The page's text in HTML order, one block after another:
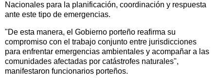
Nacionales para la planificación, coordinación y respuesta
ante este tipo de emergencias.
"De esta manera, el Gobierno porteño reafirma su
compromiso con el trabajo conjunto entre jurisdicciones
para enfrentar emergencias ambientales y acompañar a las
comunidades afectadas por catástrofes naturales",
manifestaron funcionarios porteños.